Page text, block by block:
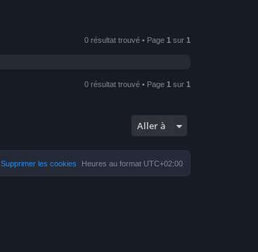
0 résultat trouvé • Page 1 sur 1
0 résultat trouvé • Page 1 sur 1
Aller à
Heures au format UTC+02:00
Supprimer les cookies